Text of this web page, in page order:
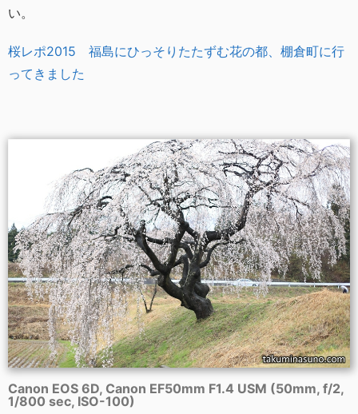
い。
桜レポ2015 福島にひっそりたたずむ花の都、棚倉町に行
ってきました
Canon EOS 6D, Canon EF50mm F1.4 USM (50mm, f/2,
1/800 sec, ISO-100)